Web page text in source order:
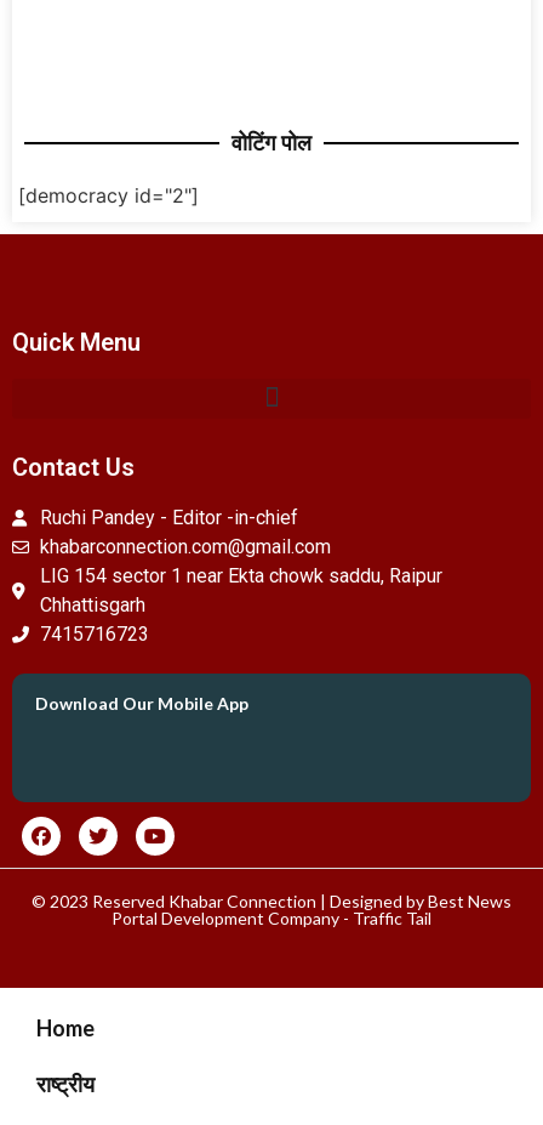
वोटिंग पोल
[democracy id="2"]
Quick Menu
Contact Us
Ruchi Pandey - Editor -in-chief
khabarconnection.com@gmail.com
LIG 154 sector 1 near Ekta chowk saddu, Raipur
Chhattisgarh
7415716723
Download Our Mobile App
© 2023 Reserved Khabar Connection | Designed byBest News
Portal Development Company - Traffic Tail
Home
राष्ट्रीय